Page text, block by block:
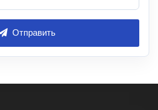
Отправить